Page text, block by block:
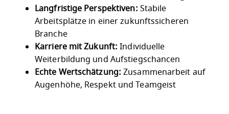
Langfristige Perspektiven: Stabile
Arbeitsplätze in einer zukunftssicheren
Branche
Karriere mit Zukunft: Individuelle
Weiterbildung und Aufstiegschancen
Echte Wertschätzung: Zusammenarbeit auf
Augenhöhe, Respekt und Teamgeist